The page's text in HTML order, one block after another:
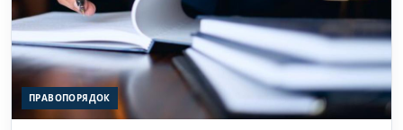
ПРАВОПОРЯДОК